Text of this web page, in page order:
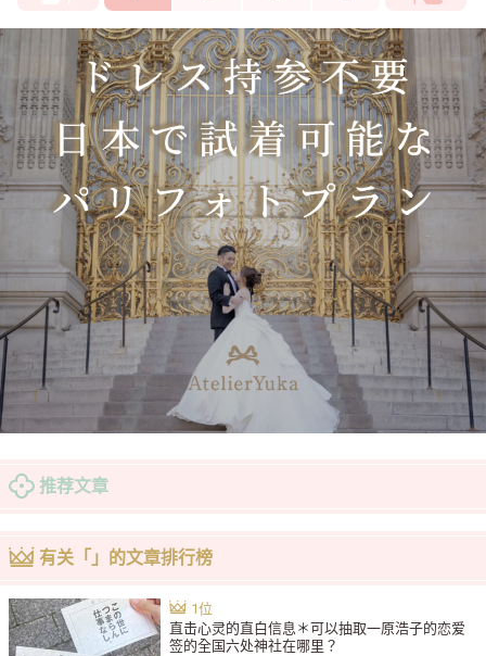
推荐文章
有关「」的文章排行榜
直击心灵的直白信息＊可以抽取一原浩子的恋爱
签的全国六处神社在哪里？